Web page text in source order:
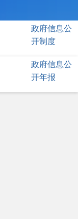
政府信息公
开制度
政府信息公
开年报